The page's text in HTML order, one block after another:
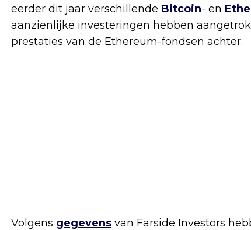
eerder dit jaar verschillende Bitcoin- en
aanzienlijke investeringen hebben
prestaties van de Ethereum-fondsen achter.
Volgens gegevens van Farside Investors